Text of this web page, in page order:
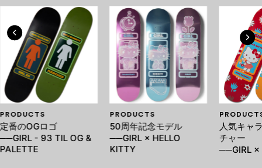
PRODUCTS
定番のOGロゴ
──GIRL - 93 TIL OG &
PALETTE
PRODUCTS
50周年記念モデル
──GIRL × HELLO
KITTY
人気キャ
チャー
──GIRL ×